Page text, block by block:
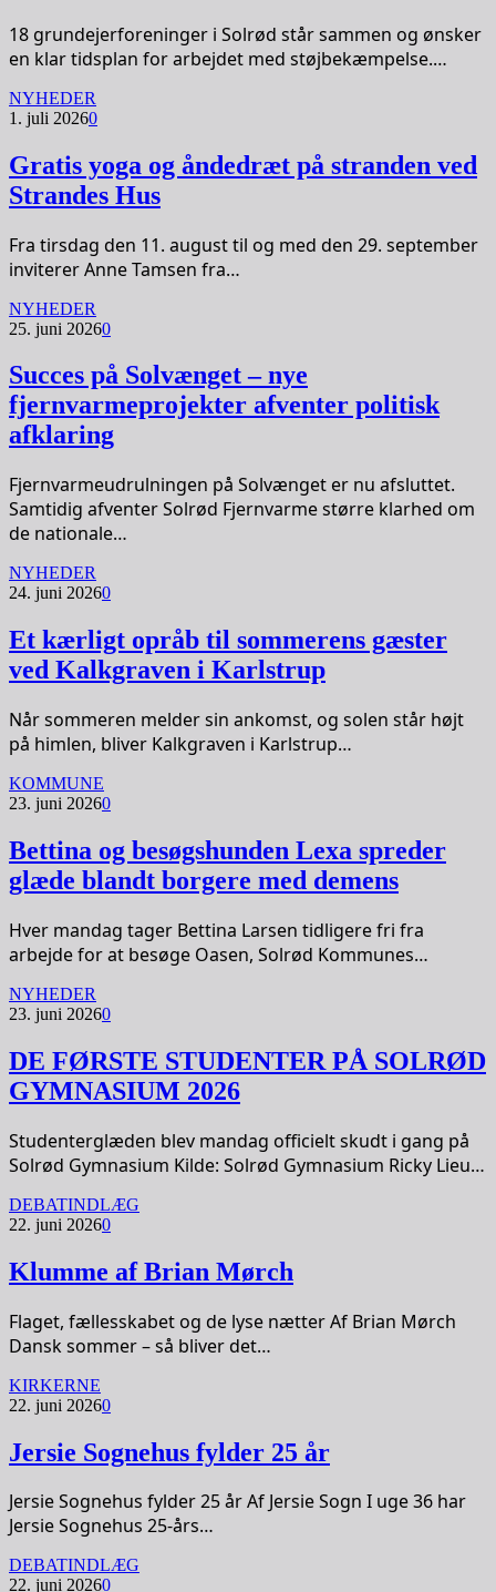
18 grundejerforeninger i Solrød står sammen og ønsker
en klar tidsplan for arbejdet med støjbekæmpelse.…
NYHEDER
1. juli 20260
Gratis yoga og åndedræt på stranden ved
Strandes Hus
Fra tirsdag den 11. august til og med den 29. september
inviterer Anne Tamsen fra…
NYHEDER
25. juni 20260
Succes på Solvænget – nye
fjernvarmeprojekter afventer politisk
afklaring
Fjernvarmeudrulningen på Solvænget er nu afsluttet.
Samtidig afventer Solrød Fjernvarme større klarhed om
de nationale…
NYHEDER
24. juni 20260
Et kærligt opråb til sommerens gæster
ved Kalkgraven i Karlstrup
Når sommeren melder sin ankomst, og solen står højt
på himlen, bliver Kalkgraven i Karlstrup…
KOMMUNE
23. juni 20260
Bettina og besøgshunden Lexa spreder
glæde blandt borgere med demens
Hver mandag tager Bettina Larsen tidligere fri fra
arbejde for at besøge Oasen, Solrød Kommunes…
NYHEDER
23. juni 20260
DE FØRSTE STUDENTER PÅ SOLRØD
GYMNASIUM 2026
Studenterglæden blev mandag officielt skudt i gang på
Solrød Gymnasium Kilde: Solrød Gymnasium Ricky Lieu…
DEBATINDLÆG
22. juni 20260
Klumme af Brian Mørch
Flaget, fællesskabet og de lyse nætter Af Brian Mørch
Dansk sommer – så bliver det…
KIRKERNE
22. juni 20260
Jersie Sognehus fylder 25 år
Jersie Sognehus fylder 25 år Af Jersie Sogn I uge 36 har
Jersie Sognehus 25-års…
DEBATINDLÆG
22. juni 20260